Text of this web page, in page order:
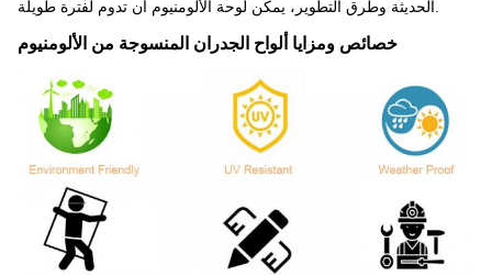
خصائص ومزايا ألواح الجدران المنسوجة من الألومنيوم